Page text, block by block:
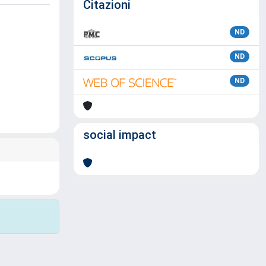
Citazioni
ND
ND
ND
social impact